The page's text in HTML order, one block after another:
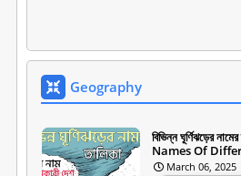
Geography
বিভিন্ন ঘূর্ণিঝড়ের
Names Of
March 06, 2025